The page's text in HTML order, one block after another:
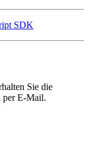
SDK
Sie die
per E-Mail.